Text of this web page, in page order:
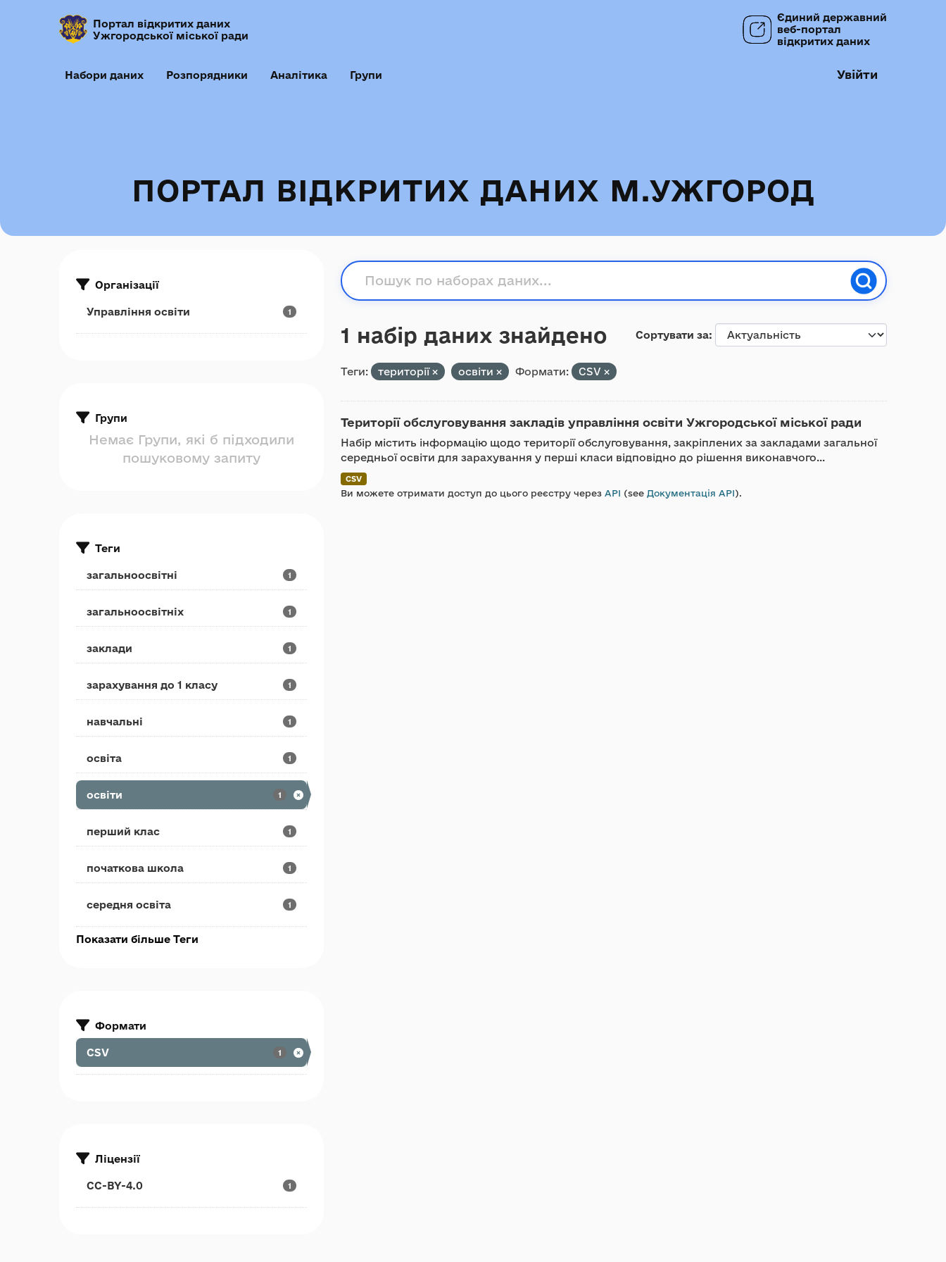
Портал відкритих даних
Ужгородської міської ради
Єдиний державний
веб-портал
відкритих даних
Набори даних Розпорядники Аналітика Групи Увійти
ПОРТАЛ ВІДКРИТИХ ДАНИХ М.УЖГОРОД
Організації
Управління освіти 1
Групи
Немає Групи, які б підходили
пошуковому запиту
Теги
загальноосвітні 1
загальноосвітніх 1
заклади 1
зарахування до 1 класу 1
навчальні 1
освіта 1
освіти 1
перший клас 1
початкова школа 1
середня освіта 1
Показати більше Теги
Формати
CSV 1
Ліцензії
CC-BY-4.0 1
Сортувати за
1 набір даних знайдено
Теги: території освіти Формати: CSV
Території обслуговування закладів управління освіти Ужгородської міської ради
Набір містить інформацію щодо території обслуговування, закріплених за закладами загальної
середньої освіти для зарахування у перші класи відповідно до рішення виконавчого...
CSV
Ви можете отримати доступ до цього реєстру через API (see Документація API).